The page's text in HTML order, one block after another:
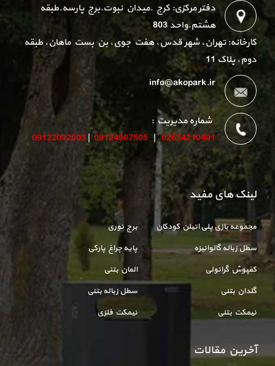
دفتر مرکزی: کرج .میدان نبوت.برج پارسه.طبقه
هشتم.واحد 803
کارخانه: تهران، شهر قدس، هفت جوی، بن بست ماهان، طبقه
دوم، پلاک 11
info@akopark.ir
شماره مدیریت :
02634210491
|
09124967505
|
09122092003
لینک های مفید
مجموعه بازی پلی اتیلن کودکان
برج نوری
سطل زباله گالوانیزه
پایه چراغ پارکی
کفپوش گرانولی
المان بتنی
گلدان بتنی
سطل زباله بتنی
نیمکت بتنی
نیمکت فلزی
آخرین مقالات